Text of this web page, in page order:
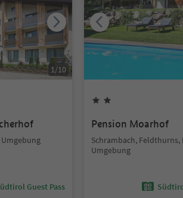
1/10
Guest Pass
Pension Moarhof
Schrambach, Feldthurns,
Umgebung